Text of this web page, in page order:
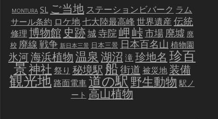
MONTURA SL ご当地 ステーションビバーク ラム
サール条約 ロケ地七大陸最高峰 世界遺産 伝統
修理 博物館 史跡城寺院岬峠市場 廃墟 廃
校 廃線戦争 新日本三景 日本三景 日本百名山 植物園
氷河海浜植物温泉湖沼 滝珍地名 珍百
景神社 祭り 秘境駅船街道 被災地 装備
観光地 路面電車道の駅野生動物 駅ノ
ート 高山植物